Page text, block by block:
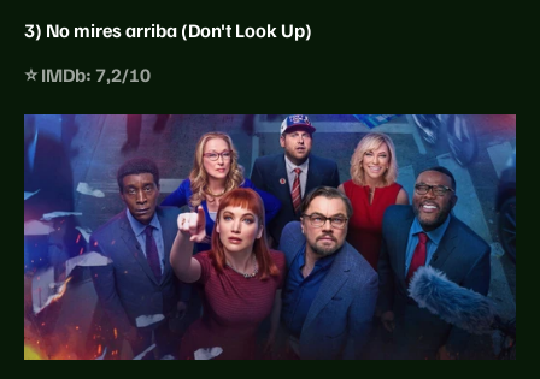
3) No mires arriba (Don't Look Up)
⭐ IMDb: 7,2/10